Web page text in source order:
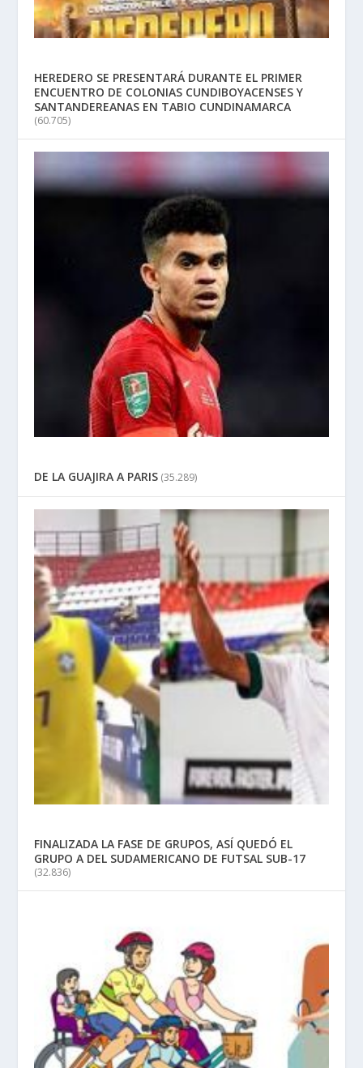
HEREDERO SE PRESENTARÁ DURANTE EL PRIMER
ENCUENTRO DE COLONIAS CUNDIBOYACENSES Y
SANTANDEREANAS EN TABIO CUNDINAMARCA
(60.705)
DE LA GUAJIRA A PARIS (35.289)
FINALIZADA LA FASE DE GRUPOS, ASÍ QUEDÓ EL
GRUPO A DEL SUDAMERICANO DE FUTSAL SUB-17
(32.836)